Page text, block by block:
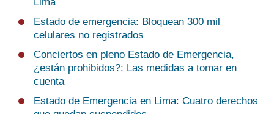
Estado de emergencia: Bloquean 300 mil
celulares no registrados
Conciertos en pleno Estado de Emergencia,
¿están prohibidos?: Las medidas a tomar en
cuenta
Estado de Emergencia en Lima: Cuatro derechos